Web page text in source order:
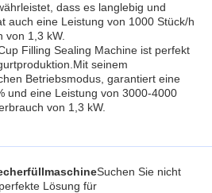
dass es langlebig und
auch eine Leistung von 1000 Stück/h
von 1,3 kW.
Filling Sealing Machine ist perfekt
seinem
Betriebsmodus, garantiert eine
und eine Leistung von 3000-4000
von 1,3 kW.
Suchen Sie nicht
Lösung für